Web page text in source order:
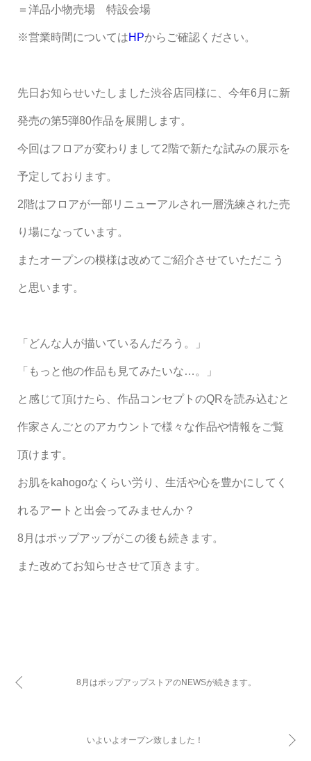
＝洋品小物売場 特設会場
※営業時間についてはHPからご確認ください。
先日お知らせいたしました渋谷店同様に、今年6 月に新
発売の第5弾80作品を展開します。
今回はフロアが変わりまして2階で新たな試みの展示を
予定しております。
2階はフロアが一部リニューアルされ一層洗練された売
り場になっています。
またオープンの模様は改めてご紹介させていただこう
と思います。
「どんな人が描いているんだろう。」
「もっと他の作品も見てみたいな… 。」
と感じて頂けたら、作品コンセプトのQRを読み込むと
作家さんごとのアカウントで様々な作品や情報をご覧
頂けます。
お肌を kahogoなくらい労り、生活や心を豊かにしてく
れるアートと出会ってみませんか？
8月はポップアップがこの後も続きます。
また改めてお知らせさせて頂きます。
8月はポップアップストアのNEWSが続きます。
いよいよオープン致しました！